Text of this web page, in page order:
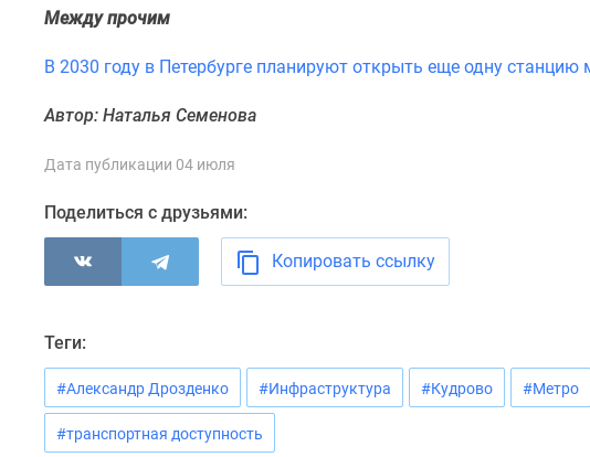
новостроек
ипотека
Панорамы
Субсидированная
застройщиком
калькулятор
Новости
недвижимости
Новостройки
Ленинградской
Между прочим
В 2030 году в Петербурге планируют открыть еще одну станцию
Автор: Наталья Семенова
Дата публикации 04 июля
Поделиться с друзьями:
Копировать ссылку
Теги:
#Александр Дрозденко #Инфраструктура #Кудрово #Метро
#транспортная доступность